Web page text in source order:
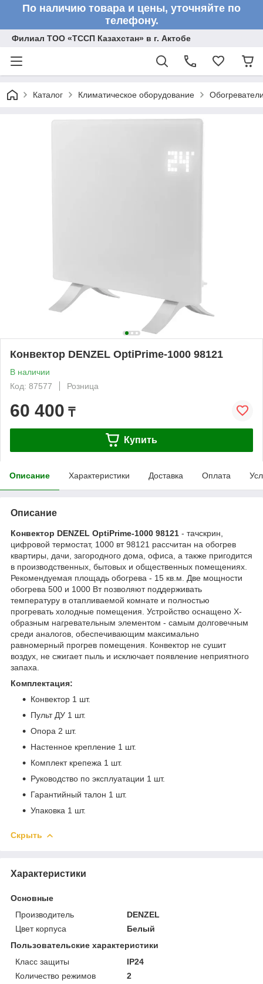
По наличию товара и цены, уточняйте по
телефону.
Филиал ТОО «ТССП Казахстан» в г. Актобе
Каталог Климатическое оборудование
Конвектор DENZEL OptiPrime-1000 98121
В наличии
Код: 87577
Розница
60 400 ₸
Купить
Описание Характеристики Доставка Оплата
Описание
Конвектор DENZEL OptiPrime-1000 98121 - тачскрин,
цифровой термостат, 1000 вт 98121 рассчитан на обогрев
квартиры, дачи, загородного дома, офиса, а также пригодится
в производственных, бытовых и общественных помещениях.
Рекомендуемая площадь обогрева - 15 кв.м. Две мощности
обогрева 500 и 1000 Вт позволяют поддерживать
температуру в отапливаемой комнате и полностью
прогревать холодные помещения. Устройство оснащено Х-
образным нагревательным элементом - самым долговечным
среди аналогов, обеспечивающим максимально
равномерный прогрев помещения. Конвектор не сушит
воздух, не сжигает пыль и исключает появление неприятного
запаха.
Комплектация:
Конвектор 1 шт.
Пульт ДУ 1 шт.
Опора 2 шт.
Настенное крепление 1 шт.
Комплект крепежа 1 шт.
Руководство по эксплуатации 1 шт.
Гарантийный талон 1 шт.
Упаковка 1 шт.
Скрыть
Характеристики
Основные
Производитель
DENZEL
Цвет корпуса
Белый
Пользовательские характеристики
Класс защиты
IP24
Количество режимов
2